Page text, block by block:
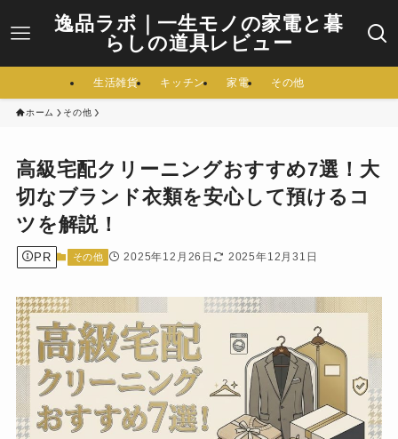
逸品ラボ｜一生モノの家電と暮
らしの道具レビュー
生活雑貨 キッチン 家電 その他
ホーム その他
高級宅配クリーニングおすすめ7選！大
切なブランド衣類を安心して預けるコ
ツを解説！
PR その他 2025年12月26日 2025年12月31日